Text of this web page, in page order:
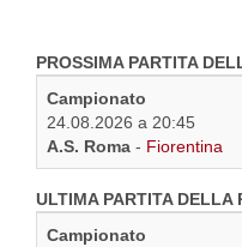
PROSSIMA PARTITA
Campionato
24.08.2026 a 20:45
A.S. Roma - Fiorentina
ULTIMA PARTITA DELLA
Campionato